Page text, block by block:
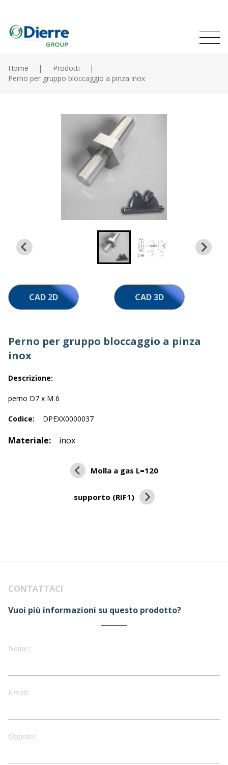
contenuto
principale
MENU
Home
Home
Prodotti
Perno per gruppo bloccaggio a pinza inox
Perno per gruppo bloccaggio a pinza
inox
Descrizione:
perno D7 x M 6
Codice: DPEXX0000037
Materiale: inox
CAD 2D CAD 3D
Molla a gas L=120
supporto (RIF1)
CONTATTACI
Vuoi più informazioni su questo prodotto?
Nome
Email
Oggetto